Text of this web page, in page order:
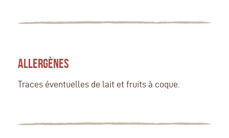
ALLERGÈNES
Traces éventuelles de lait et fruits à coque.